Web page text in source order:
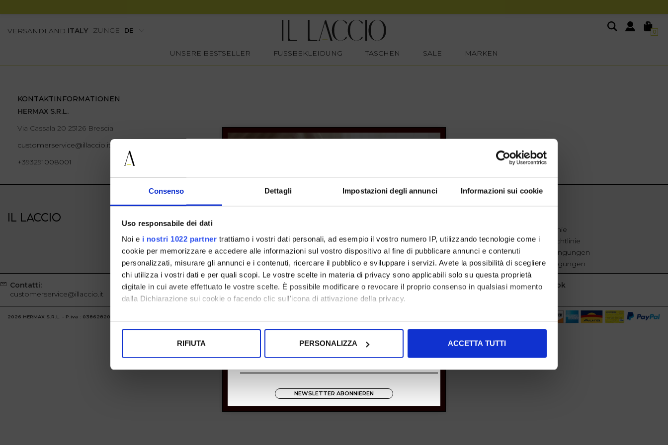
Consenso Dettagli Impostazioni degli annunci Informazioni sui cookie
Uso responsabile dei dati
Noi e i nostri 1022 partner trattiamo i vostri dati personali, ad esempio il vostro numero IP, utilizzando tecnologie come i
cookie per memorizzare e accedere alle informazioni sul vostro dispositivo al fine di pubblicare annunci e contenuti
personalizzati, misurare gli annunci e i contenuti, ricercare il pubblico e sviluppare i servizi. Avete la possibilità di scegliere
chi utilizza i vostri dati e per quali scopi. Le vostre scelte in materia di privacy sono applicabili solo su questa proprietà
digitale in cui avete effettuato le vostre scelte. È possibile modificare o revocare il proprio consenso in qualsiasi momento
dalla Dichiarazione sui cookie o facendo clic sull'icona di attivazione della privacy.
Con il tuo consenso, vorremmo anche:
Identificare il tuo dispositivo, scansionandolo attivamente alla ricerca di caratteristiche specifiche (impronte
digitali).
Approfondisci come vengono elaborati i tuoi dati personali e imposta le tue preferenze nella
RIFIUTA PERSONALIZZA ACCETTA TUTTI
VERSANDLAND ITALY ZUNGE 0
UNSERE BESTSELLER FUSSBEKLEIDUNG TASCHEN SALE MARKEN
KONTAKTINFORMATIONEN
HERMAX S.R.L.
Via Cassala 20 25126 Brescia
customerservice@illaccio.it
+393291008001
IL LACCIO
Zahlungen
Versand
Cookie-Richtlinie
Datenschutzrichtlinie
Geschäftsbedingungen
Verkaufsbedingungen
Contatti:
customerservice@illaccio.it
Whatsapp
+393291008001
Instagram Facebook
2026 HERMAX S.R.L. - P.iva : 03862820986 Powered by
NEWSLETTER ABONNIEREN